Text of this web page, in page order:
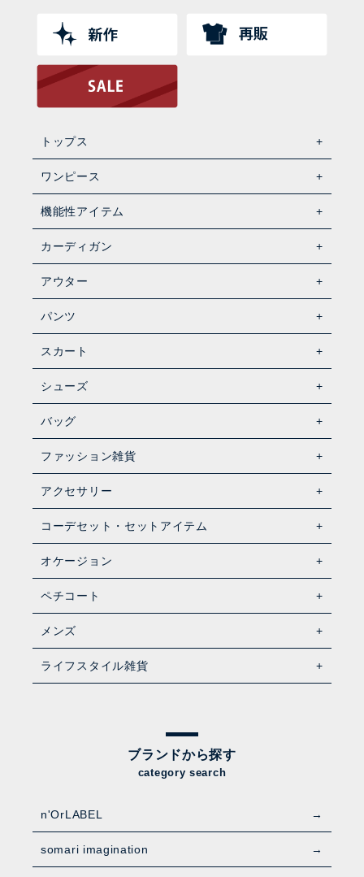
トップス
ワンピース
機能性アイテム
カーディガン
アウター
パンツ
スカート
シューズ
バッグ
ファッション雑貨
アクセサリー
コーデセット・セットアイテム
オケージョン
ペチコート
メンズ
ライフスタイル雑貨
ブランドから探す
category search
n'OrLABEL
somari imagination